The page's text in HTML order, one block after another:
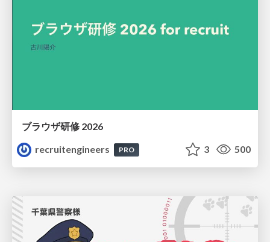
ブラウザ研修 2026
recruitengineers
PRO 3 500